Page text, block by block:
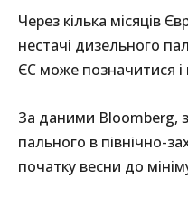
Через кілька місяців
нестачі дизельного
ЄС може позначитися і
За даними Bloomberg,
пального в північно-
початку весни до